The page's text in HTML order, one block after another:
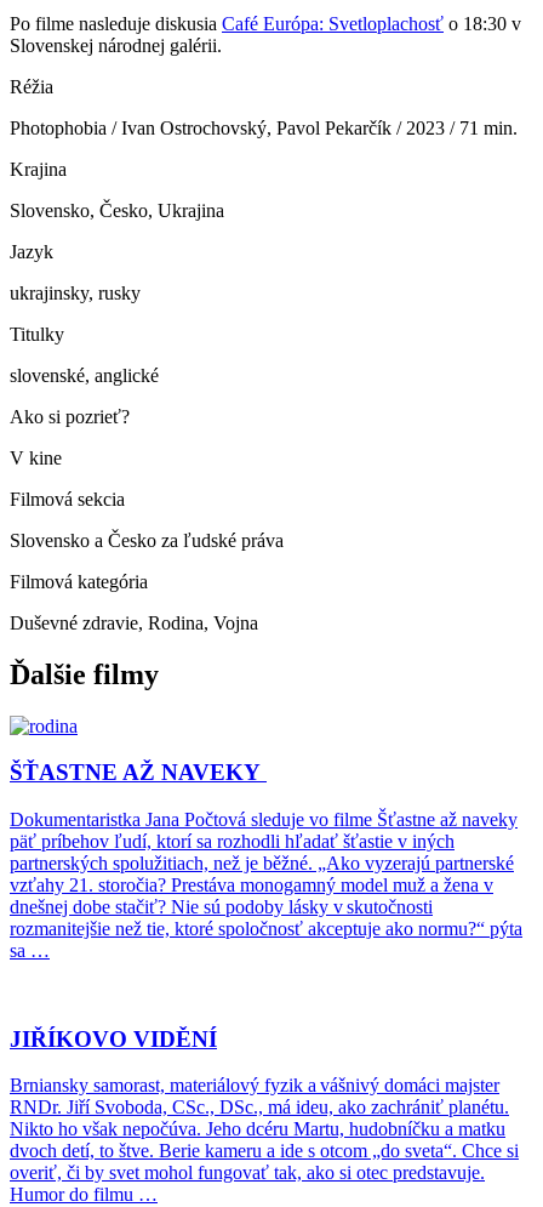
Po filme nasleduje diskusia Café Európa: Svetloplachosť o 18:30 v
Slovenskej národnej galérii.
Réžia
Photophobia / Ivan Ostrochovský, Pavol Pekarčík / 2023 / 71 min.
Krajina
Slovensko, Česko, Ukrajina
Jazyk
ukrajinsky, rusky
Titulky
slovenské, anglické
Ako si pozrieť?
V kine
Filmová sekcia
Slovensko a Česko za ľudské práva
Filmová kategória
Duševné zdravie, Rodina, Vojna
Ďalšie filmy
ŠŤASTNE AŽ NAVEKY
Dokumentaristka Jana Počtová sleduje vo filme Šťastne až naveky
päť príbehov ľudí, ktorí sa rozhodli hľadať šťastie v iných
partnerských spolužitiach, než je běžné. „Ako vyzerajú partnerské
vzťahy 21. storočia? Prestáva monogamný model muž a žena v
dnešnej dobe stačiť? Nie sú podoby lásky v skutočnosti
rozmanitejšie než tie, ktoré spoločnosť akceptuje ako normu?“ pýta
sa …
JIŘÍKOVO VIDĚNÍ
Brniansky samorast, materiálový fyzik a vášnivý domáci majster
RNDr. Jiří Svoboda, CSc., DSc., má ideu, ako zachrániť planétu.
Nikto ho však nepočúva. Jeho dcéru Martu, hudobníčku a matku
dvoch detí, to štve. Berie kameru a ide s otcom „do sveta“. Chce si
overiť, či by svet mohol fungovať tak, ako si otec predstavuje.
Humor do filmu …